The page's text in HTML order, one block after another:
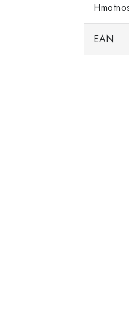
EAN